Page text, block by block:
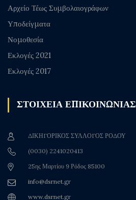
Αρχείο Τέως Συμβολαιογράφων
Υποδείγματα
Νομοθεσία
Εκλογές 2021
Εκλογές 2017
ΣΤΟΙΧΕΙΑ ΕΠΙΚΟΙΝΩΝΙΑΣ
ΔΙΚΗΓΟΡΙΚΟΣ ΣΥΛΛΟΓΟΣ ΡΟΔΟΥ
(0030) 2241020413
25ης Μαρτίου 9 Ρόδος 85100
info@dsrnet.gr
www.dsrnet.gr